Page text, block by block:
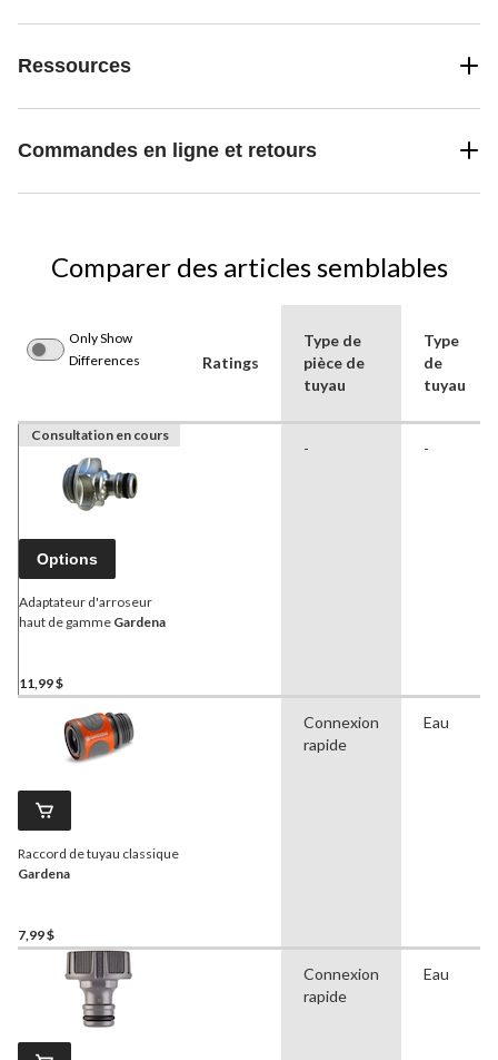
Ressources
Commandes en ligne et retours
Comparer des articles semblables
Only Show
Differences
Ratings
Type de
pièce de
tuyau
Type
de
tuyau
Consultation en cours
Options
Adaptateur d'arroseur
haut de gamme Gardena
11,99 $
- -
Raccord de tuyau classique
Gardena
7,99 $
Connexion
rapide
Eau
Connexion
rapide
Eau